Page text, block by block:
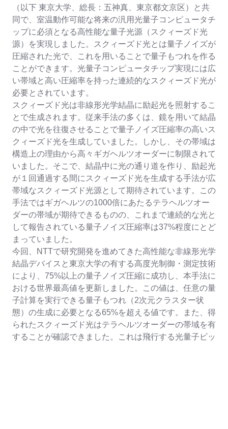
（以下 東京大学、総長：五神真、東京都文京区）と共
同で、室温動作可能な将来の汎用光量子コンピュータチ
ップに必須となる高性能な量子光源（スクィーズド光
源）を実現しました。スクィーズド光とは量子ノイズが
圧縮された光で、これを用いることで量子もつれを作る
ことができます。光量子コンピュータチップ実現には広
い帯域と高い圧縮率を持った連続的なスクィーズド光が
必要とされています。
スクィーズド光は非線形光学結晶に励起光を照射するこ
とで生成されます。従来手法の多くは、鏡を用いて結晶
の中で光を往復させることで量子ノイズ圧縮率の高いス
クィーズド光を生成していました。しかし、その帯域は
構造上の理由から高々ギガヘルツオーダーに制限されて
いました。そこで、結晶中に光の通り道を作り、励起光
が１回通過する間にスクィーズド光を生成する手法が広
帯域なスクィーズド光源として期待されています。この
手法ではギガヘルツの1000倍にあたるテラヘルツオー
ダーの帯域が期待できるものの、これまで連続的な光と
して報告されている量子ノイズ圧縮率は37%程度にとど
まっていました。
今回、NTTで研究開発を進めてきた高性能な非線形光学
結晶デバイスと東京大学の有する高度光制御・測定技術
により、75%以上の量子ノイズ圧縮に成功し、本手法に
おける世界最高値を更新しました。この値は、任意の量
子計算を実行できる量子もつれ（2次元クラスター状
態）の生成に必要となる65%を超える値です。また、得
られたスクィーズド光はテラヘルツオーダーの帯域を有
することが確認できました。これは飛行する光量子ビッ